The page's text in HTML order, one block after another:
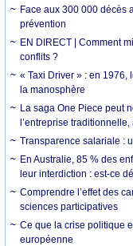
Face aux 300 000 décès
prévention
EN DIRECT | Comment
conflits ?
« Taxi Driver » : en 1976,
la manosphère
La saga One Piece peut
l’entreprise
Transparence salariale :
En Australie, 85 % des
leur interdiction : est-ce
Comprendre l’effet des
sciences participatives
Ce que la crise politique
européenne